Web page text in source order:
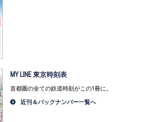
MY LINE 東京時刻表
首都圏の全ての鉄道時刻がこの1冊に。
近刊＆バックナンバー一覧へ